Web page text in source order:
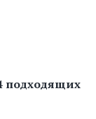
подходящих